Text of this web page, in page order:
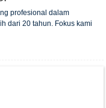
profesional dalam
dari 20 tahun. Fokus kami
telah memperoleh
penyegelan tinggi",